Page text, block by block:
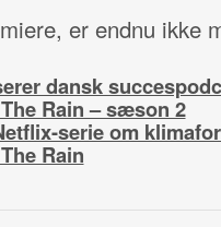
er endnu ikke
dansk
Rain – sæson 2
serie om
Rain